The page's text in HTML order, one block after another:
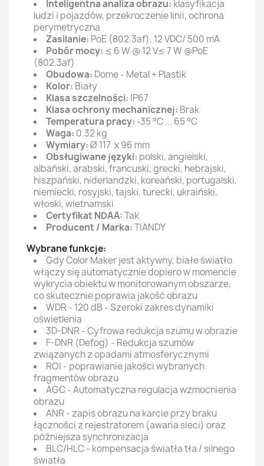
Inteligentna analiza obrazu: klasyfikacja
ludzi i pojazdów, przekroczenie linii, ochrona
perymetryczna
Zasilanie: PoE (802.3af), 12 VDC/ 500 mA
Pobór mocy: ≤ 6 W @ 12 V≤ 7 W @PoE
(802.3af)
Obudowa: Dome - Metal + Plastik
Kolor: Biały
Klasa szczelności: IP67
Klasa ochrony mechanicznej: Brak
Temperatura pracy: -35 °C ... 65 °C
Waga: 0.32 kg
Wymiary:Ø 117 x 96 mm
Obsługiwane języki: polski, angielski,
albański, arabski, francuski, grecki, hebrajski,
hiszpański, niderlandzki, koreański, portugalski,
niemiecki, rosyjski, tajski, turecki, ukraiński,
włoski, wietnamski
Certyfikat NDAA:Tak
Producent / Marka:TIANDY
Wybrane funkcje:
Gdy Color Maker jest aktywny, białe światło
włączy się automatycznie dopiero w momencie
wykrycia obiektu w monitorowanym obszarze,
co skutecznie poprawia jakość obrazu
WDR - 120 dB - Szeroki zakres dynamiki
oświetlenia
3D-DNR - Cyfrowa redukcja szumu w obrazie
F-DNR (Defog) - Redukcja szumów
związanych z opadami atmosferycznymi
ROI - poprawianie jakości wybranych
fragmentów obrazu
AGC - Automatyczna regulacja wzmocnienia
obrazu
ANR - zapis obrazu na karcie przy braku
łączności z rejestratorem (awaria sieci) oraz
późniejsza synchronizacja
BLC/HLC - kompensacja światła tła / silnego
światła